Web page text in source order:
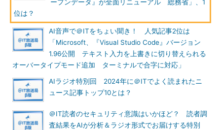
ープンデータ』が全面リニューアル 総務省」、1
位は？
AI音声で＠ITをちょい聞き！ 人気記事2位は
「Microsoft、『Visual Studio Code』バージョン
1.96公開 テキスト入力を上書きに切り替えられる
オーバータイプモード追加 ターミナルで合字に対応」
AIラジオ特別回 2024年に＠ITでよく読まれたニ
ュース記事トップ10とは？
＠IT読者のセキュリティ意識はいかほど？ 読者調
査結果をAIが分析＆ラジオ形式でお届けする特別